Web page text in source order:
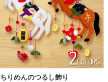
ちりめんのつるし飾り